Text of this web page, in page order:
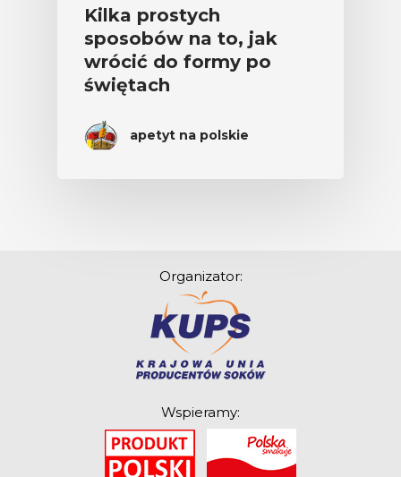
Kilka prostych
sposobów na to, jak
wrócić do formy po
świętach
apetyt na polskie
Organizator:
Wspieramy: